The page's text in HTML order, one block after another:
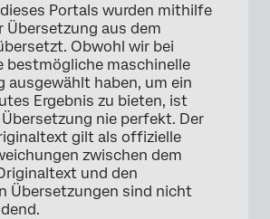
Portals wurden mithilfe
Übersetzung aus dem
Obwohl wir bei
bestmögliche maschinelle
ausgewählt haben, um ein
Ergebnis zu bieten, ist
nie perfekt. Der
gilt als offizielle
zwischen dem
und den
Übersetzungen sind nicht